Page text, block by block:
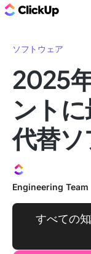
ソフトウェア
2025
ント
代替ソ
Engineering Team
すべての